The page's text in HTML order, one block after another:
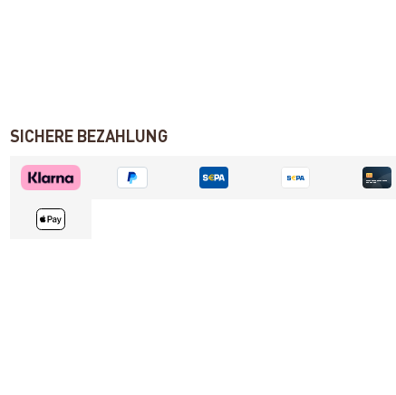
SICHERE BEZAHLUNG